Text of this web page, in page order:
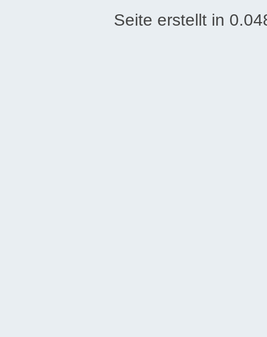
Seite erstellt in